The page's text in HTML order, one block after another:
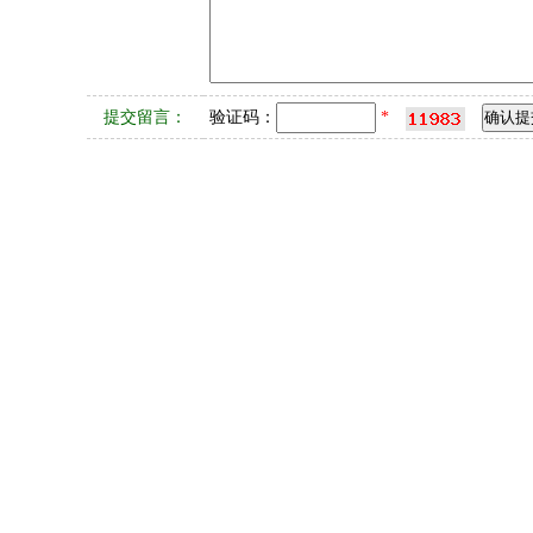
提交留言： 验证码： *